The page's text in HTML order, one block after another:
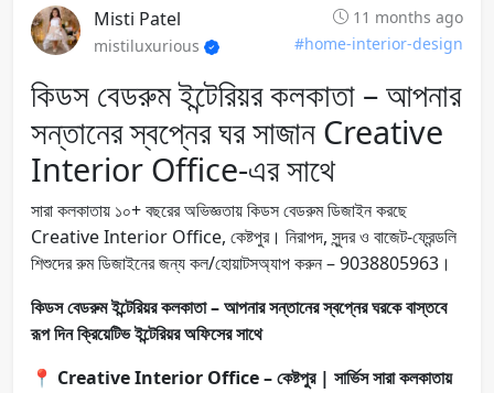
Misti Patel
11 months ago
mistiluxurious
#home-interior-design
কিডস বেডরুম ইন্টেরিয়র কলকাতা – আপনার
সন্তানের স্বপ্নের ঘর সাজান Creative
Interior Office-এর সাথে
সারা কলকাতায় ১০+ বছরের অভিজ্ঞতায় কিডস বেডরুম ডিজাইন করছে
Creative Interior Office, কেষ্টপুর। নিরাপদ, সুন্দর ও বাজেট-ফ্রেন্ডলি
শিশুদের রুম ডিজাইনের জন্য কল/হোয়াটসঅ্যাপ করুন – 9038805963।
কিডস বেডরুম ইন্টেরিয়র কলকাতা – আপনার সন্তানের স্বপ্নের ঘরকে বাস্তবে
রূপ দিন ক্রিয়েটিভ ইন্টেরিয়র অফিসের সাথে
📍 Creative Interior Office – কেষ্টপুর | সার্ভিস সারা কলকাতায়